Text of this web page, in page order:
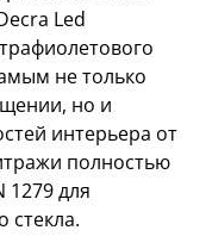
Led
не только
но и
интерьера от
полностью
1279 для
стекла.